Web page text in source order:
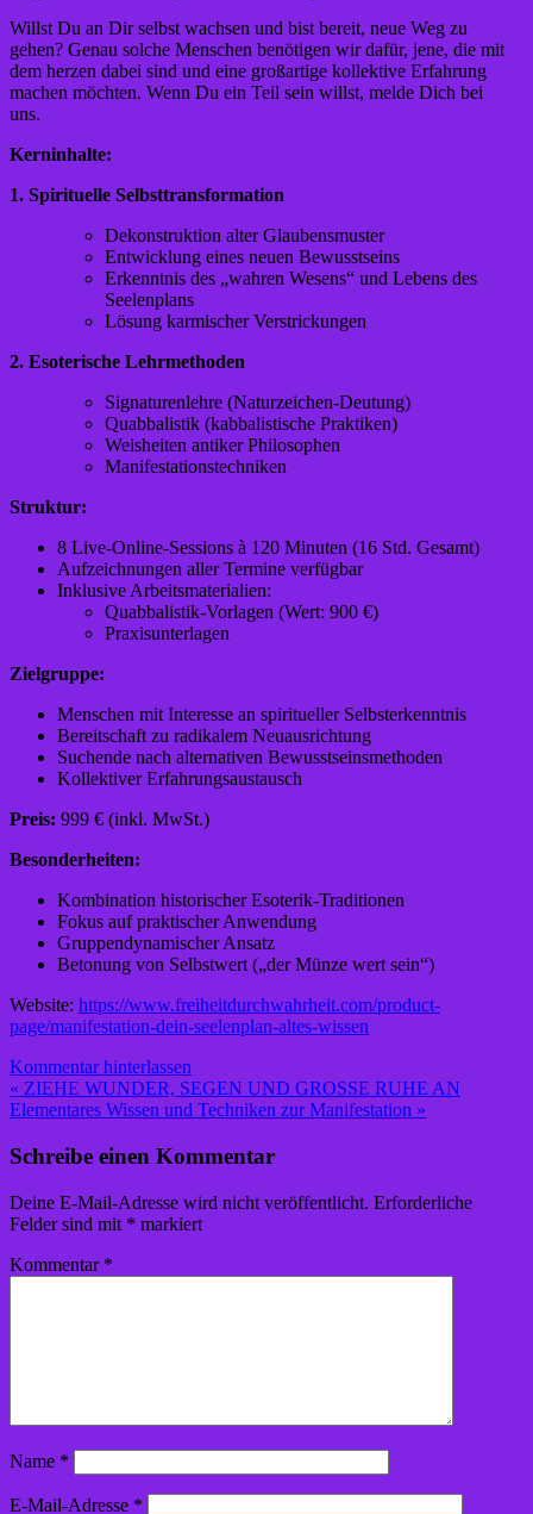
Willst Du an Dir selbst wachsen und bist bereit, neue Weg zu
gehen? Genau solche Menschen benötigen wir dafür, jene, die mit
dem herzen dabei sind und eine großartige kollektive Erfahrung
machen möchten. Wenn Du ein Teil sein willst, melde Dich bei
uns.
Kerninhalte:
1. Spirituelle Selbsttransformation
Dekonstruktion alter Glaubensmuster
Entwicklung eines neuen Bewusstseins
Erkenntnis des „wahren Wesens“ und Lebens des
Seelenplans
Lösung karmischer Verstrickungen
2. Esoterische Lehrmethoden
Signaturenlehre (Naturzeichen-Deutung)
Quabbalistik (kabbalistische Praktiken)
Weisheiten antiker Philosophen
Manifestationstechniken
Struktur:
8 Live-Online-Sessions à 120 Minuten (16 Std. Gesamt)
Aufzeichnungen aller Termine verfügbar
Inklusive Arbeitsmaterialien:
Quabbalistik-Vorlagen (Wert: 900 €)
Praxisunterlagen
Zielgruppe:
Menschen mit Interesse an spiritueller Selbsterkenntnis
Bereitschaft zu radikalem Neuausrichtung
Suchende nach alternativen Bewusstseinsmethoden
Kollektiver Erfahrungsaustausch
Preis: 999 € (inkl. MwSt.)
Besonderheiten:
Kombination historischer Esoterik-Traditionen
Fokus auf praktischer Anwendung
Gruppendynamischer Ansatz
Betonung von Selbstwert („der Münze wert sein“)
Website: https://www.freiheitdurchwahrheit.com/product-
page/manifestation-dein-seelenplan-altes-wissen
Kommentar hinterlassen
Beitragsnavigation
« ZIEHE WUNDER, SEGEN UND GROSSE RUHE AN
Elementares Wissen und Techniken zur Manifestation »
Schreibe einen Kommentar
Deine E-Mail-Adresse wird nicht veröffentlicht. Erforderliche
Felder sind mit * markiert
Kommentar *
Name *
E-Mail-Adresse *